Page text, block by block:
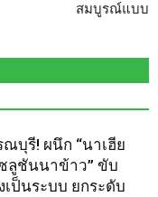
สมบูรณ์แบบ
ณบุรี! ผนึก “นาเฮีย
ลูชันนาข้าว” ขับ
ป็นระบบ ยกระดับ